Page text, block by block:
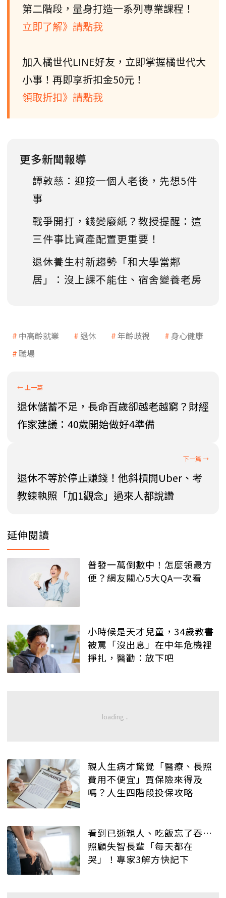
第二階段，量身打造一系列專業課程！
立即了解》請點我
加入橘世代LINE好友，立即掌握橘世代大
小事！再即享折扣金50元！
領取折扣》請點我
更多新聞報導
譚敦慈：迎接一個人老後，先想5件
事
戰爭開打，錢變廢紙？教授提醒：這
三件事比資產配置更重要！
退休養生村新趨勢「和大學當鄰
居」：沒上課不能住、宿舍變養老房
中高齡就業 退休 年齡歧視
身心健康
職場
退休儲蓄不足，長命百歲卻越老越窮？財經
作家建議：40歲開始做好4準備
退休不等於停止賺錢！他斜槓開Uber、考
教練執照「加1觀念」過來人都說讚
延伸閱讀
普發一萬倒數中！怎麼領最方
便？網友關心5大QA一次看
小時候是天才兒童，34歲教書
被罵「沒出息」在中年危機裡
掙扎，醫勸：放下吧
親人生病才驚覺「醫療、長照
費用不便宜」買保險來得及
嗎？人生四階段投保攻略
看到已逝親人、吃飯忘了吞…
照顧失智長輩「每天都在
哭」！專家3解方快記下